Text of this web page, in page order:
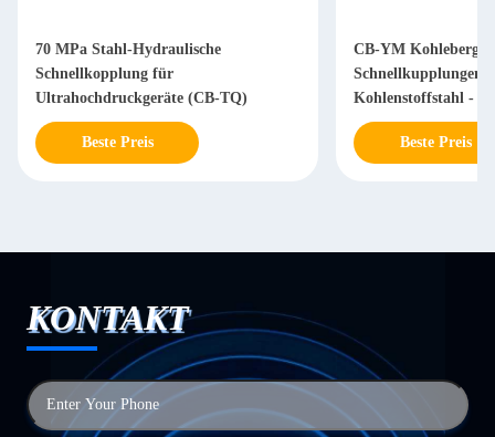
70 MPa Stahl-Hydraulische
Schnellkopplung für
Ultrahochdruckgeräte (CB-TQ)
Beste Preis
CB-YM
Schnellkupplungen
Kohlenstoffstahl -
Beste Preis
KONTAKT